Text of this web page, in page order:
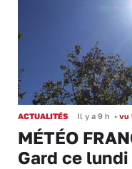
ACTUALITÉS Il y a 9 h • vu
MÉTÉO
Gard ce